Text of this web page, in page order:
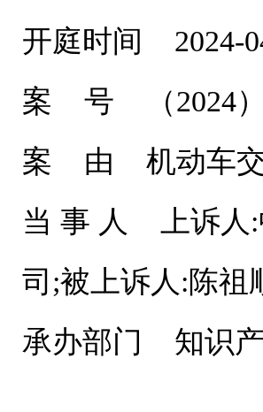
开庭时间 2024-
案 号 （2024）
案 由 机动车交
当 事 人 上诉人:
司;被上诉人:陈祖
承办部门 知识